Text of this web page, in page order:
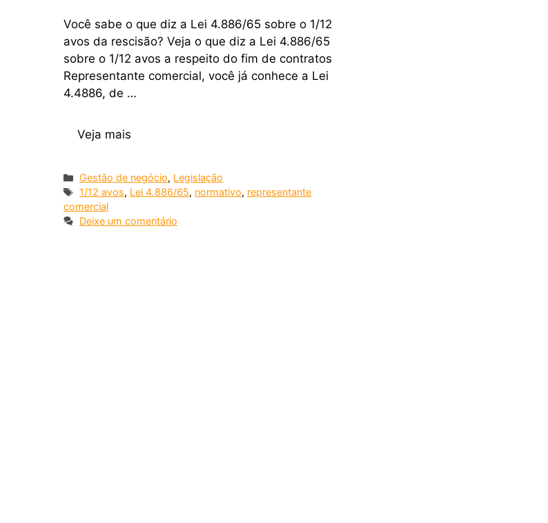
Você sabe o que diz a Lei 4.886/65 sobre o 1/12
avos da rescisão? Veja o que diz a Lei 4.886/65
sobre o 1/12 avos a respeito do fim de contratos
Representante comercial, você já conhece a Lei
4.4886, de …
Veja mais
Gestão de negócio, Legislação
1/12 avos, Lei 4.886/65, normativo, representante
comercial
Deixe um comentário